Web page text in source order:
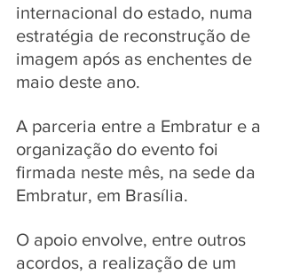
internacional do estado, numa
estratégia de reconstrução de
imagem após as enchentes de
maio deste ano.
A parceria entre a Embratur e a
organização do evento foi
firmada neste mês, na sede da
Embratur, em Brasília.
O apoio envolve, entre outros
acordos, a realização de um